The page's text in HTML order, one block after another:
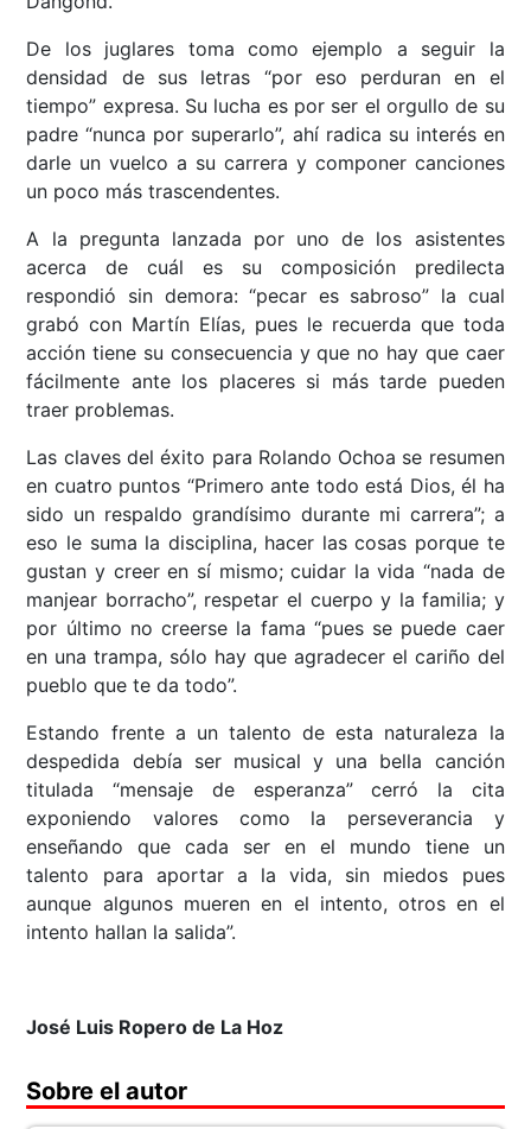
De los juglares toma como ejemplo a seguir la
densidad de sus letras “por eso perduran en el
tiempo” expresa. Su lucha es por ser el orgullo de su
padre “nunca por superarlo”, ahí radica su interés en
darle un vuelco a su carrera y componer canciones
un poco más trascendentes.
A la pregunta lanzada por uno de los asistentes
acerca de cuál es su composición predilecta
respondió sin demora: “pecar es sabroso” la cual
grabó con Martín Elías, pues le recuerda que toda
acción tiene su consecuencia y que no hay que caer
fácilmente ante los placeres si más tarde pueden
traer problemas.
Las claves del éxito para Rolando Ochoa se resumen
en cuatro puntos “Primero ante todo está Dios, él ha
sido un respaldo grandísimo durante mi carrera”; a
eso le suma la disciplina, hacer las cosas porque te
gustan y creer en sí mismo; cuidar la vida “nada de
manjear borracho”, respetar el cuerpo y la familia; y
por último no creerse la fama “pues se puede caer
en una trampa, sólo hay que agradecer el cariño del
pueblo que te da todo”.
Estando frente a un talento de esta naturaleza la
despedida debía ser musical y una bella canción
titulada “mensaje de esperanza” cerró la cita
exponiendo valores como la perseverancia y
enseñando que cada ser en el mundo tiene un
talento para aportar a la vida, sin miedos pues
aunque algunos mueren en el intento, otros en el
intento hallan la salida”.
José Luis Ropero de La Hoz
Sobre el autor